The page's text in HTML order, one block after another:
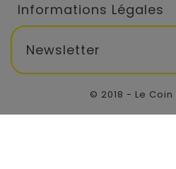
Informations Légales
Newsletter
© 2018 - Le